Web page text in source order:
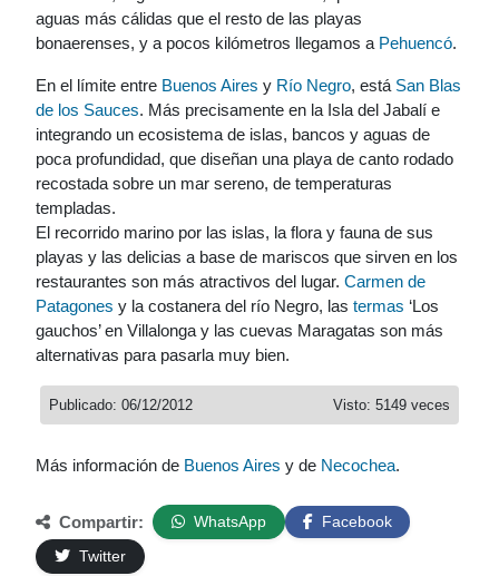
aguas más cálidas que el resto de las playas
bonaerenses, y a pocos kilómetros llegamos a Pehuencó.
En el límite entre Buenos Aires y Río Negro, está San Blas
de los Sauces. Más precisamente en la Isla del Jabalí e
integrando un ecosistema de islas, bancos y aguas de
poca profundidad, que diseñan una playa de canto rodado
recostada sobre un mar sereno, de temperaturas
templadas.
El recorrido marino por las islas, la flora y fauna de sus
playas y las delicias a base de mariscos que sirven en los
restaurantes son más atractivos del lugar. Carmen de
Patagones y la costanera del río Negro, las termas ‘Los
gauchos’ en Villalonga y las cuevas Maragatas son más
alternativas para pasarla muy bien.
Visto: 5149 veces
Publicado: 06/12/2012
Más información de Buenos Aires y de Necochea.
Compartir: WhatsApp
Facebook
Twitter